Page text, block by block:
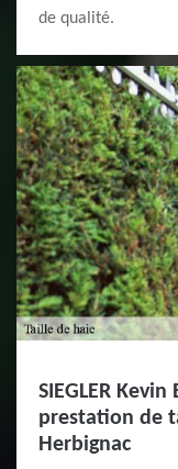
de qualité.
SIEGLER
prestation de
Herbignac